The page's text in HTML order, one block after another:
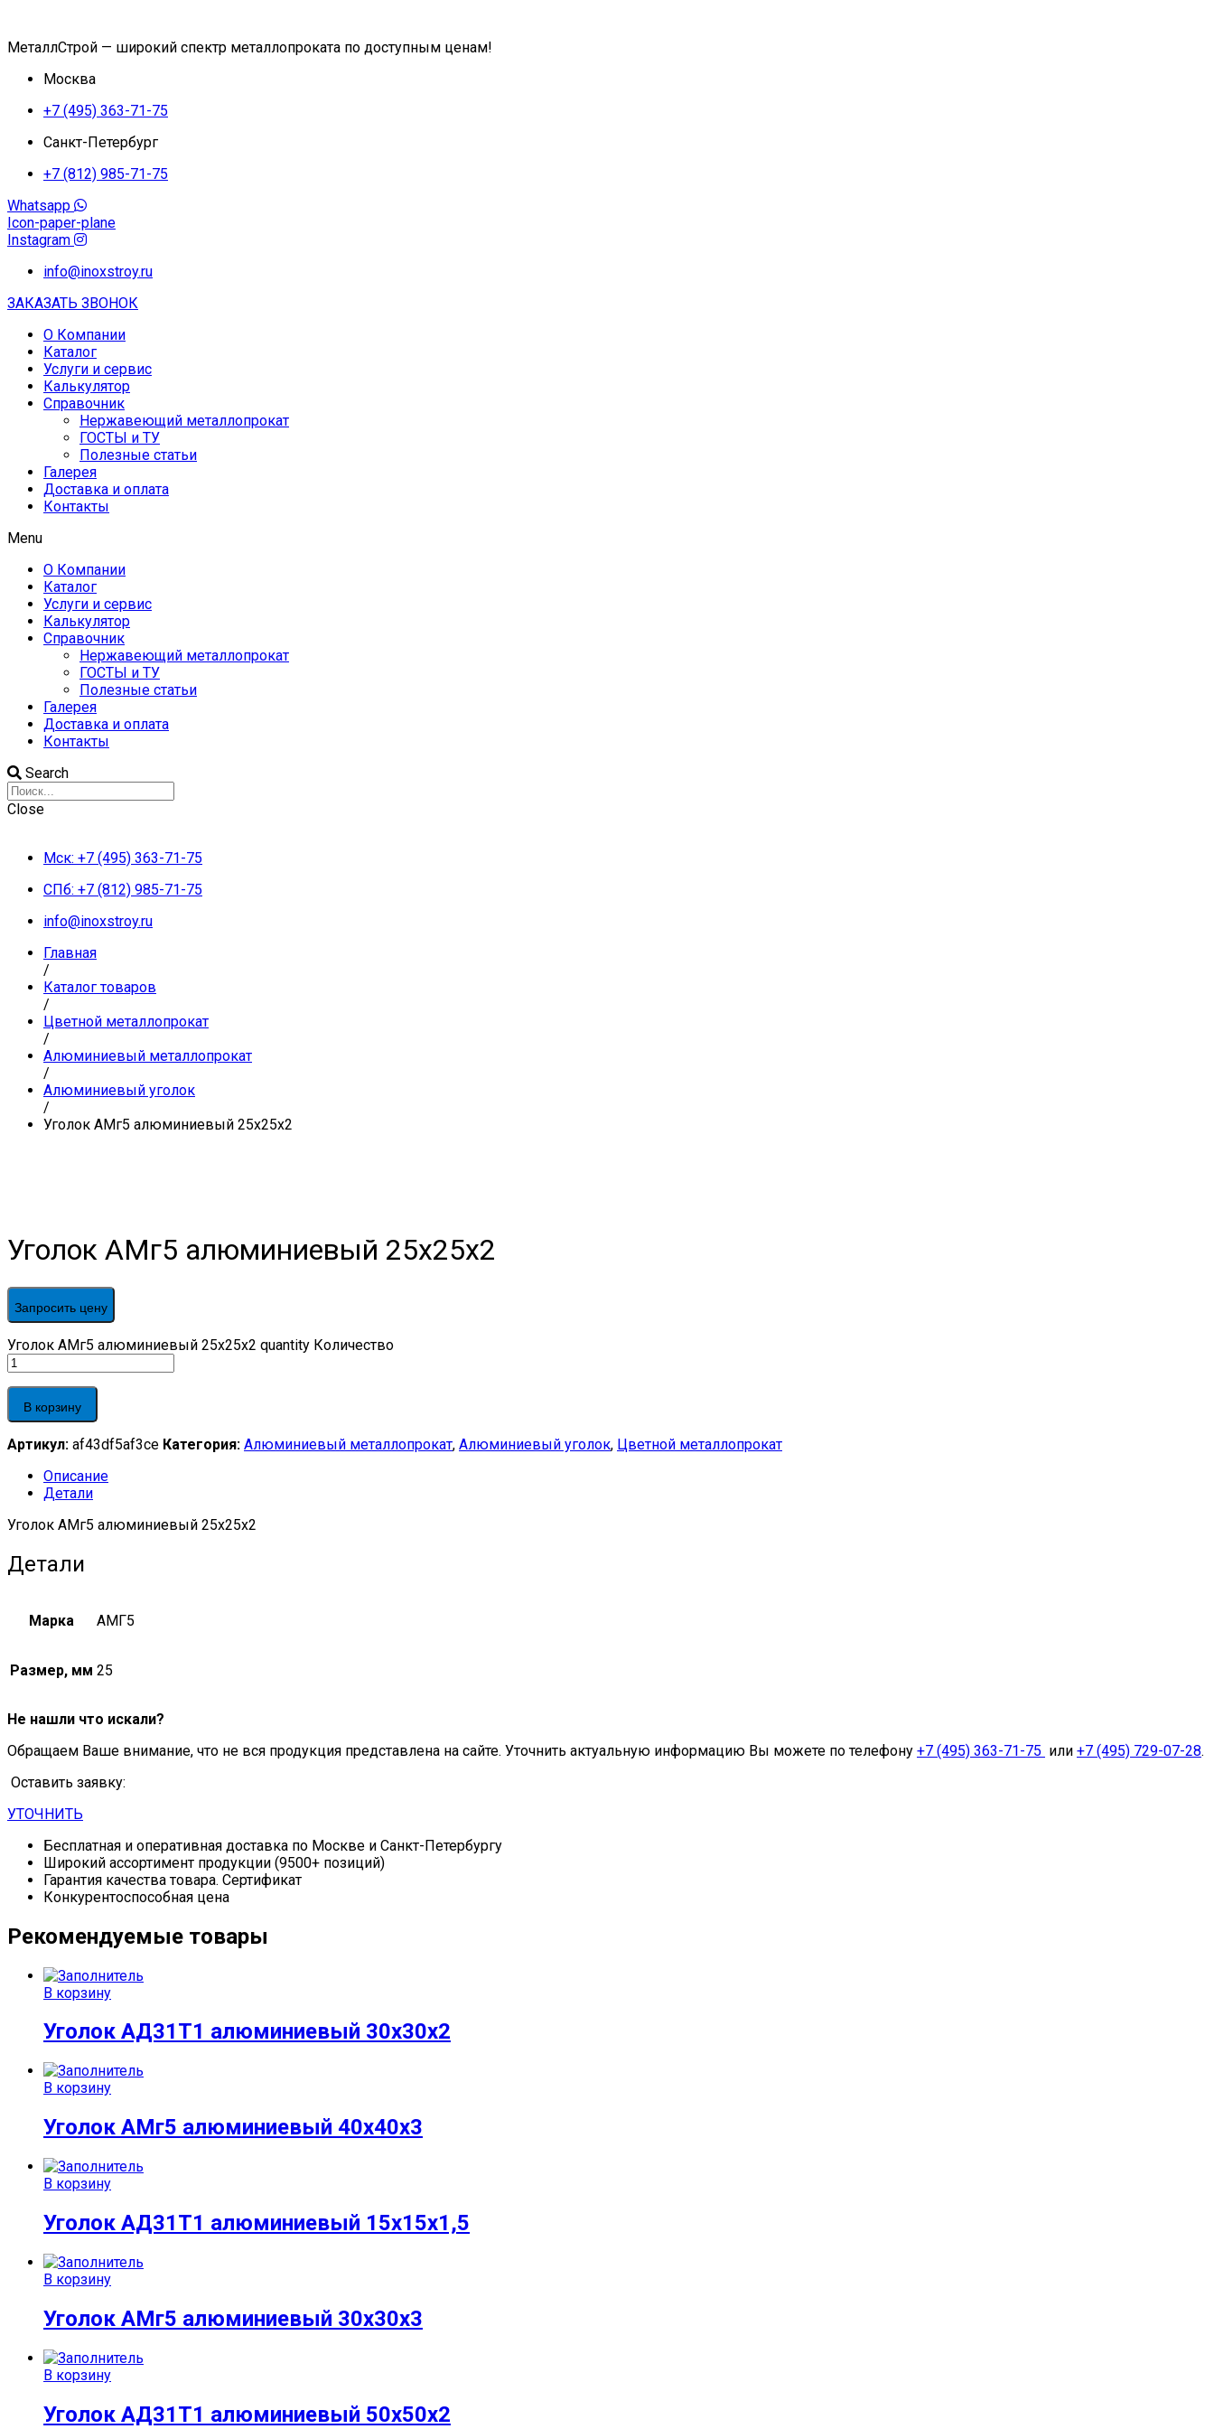
МеталлСтрой — широкий спектр металлопроката по доступным ценам!
Москва
+7 (495) 363-71-75
Санкт-Петербург
+7 (812) 985-71-75
Whatsapp
Icon-paper-plane
Instagram
info@inoxstroy.ru
ЗАКАЗАТЬ ЗВОНОК
О Компании
Каталог
Услуги и сервис
Калькулятор
Справочник
Нержавеющий металлопрокат
ГОСТЫ и ТУ
Полезные статьи
Галерея
Доставка и оплата
Контакты
Menu
О Компании
Каталог
Услуги и сервис
Калькулятор
Справочник
Нержавеющий металлопрокат
ГОСТЫ и ТУ
Полезные статьи
Галерея
Доставка и оплата
Контакты
Search
Close
Мск: +7 (495) 363-71-75
СПб: +7 (812) 985-71-75
info@inoxstroy.ru
Главная
/
Каталог товаров
/
Цветной металлопрокат
/
Алюминиевый металлопрокат
/
Алюминиевый уголок
/
Уголок АМг5 алюминиевый 25х25х2
Уголок АМг5 алюминиевый 25х25х2
Запросить цену
Уголок АМг5 алюминиевый 25х25х2 quantity Количество
В корзину
Артикул: af43df5af3ce Категория: Алюминиевый металлопрокат, Алюминиевый уголок, Цветной металлопрокат
Описание
Детали
Уголок АМг5 алюминиевый 25х25х2
Детали
Марка АМГ5
Размер, мм 25
Не нашли что искали?
Обращаем Ваше внимание, что не вся продукция представлена на сайте. Уточнить актуальную информацию Вы можете по телефону +7 (495) 363-71-75 или +7 (495) 729-07-28.
Оставить заявку:
УТОЧНИТЬ
Бесплатная и оперативная доставка по Москве и Санкт-Петербургу
Широкий ассортимент продукции (9500+ позиций)
Гарантия качества товара. Сертификат
Конкурентоспособная цена
Рекомендуемые товары
В корзину
Уголок АД31Т1 алюминиевый 30х30х2
В корзину
Уголок АМг5 алюминиевый 40х40х3
В корзину
Уголок АД31Т1 алюминиевый 15х15х1,5
В корзину
Уголок АМг5 алюминиевый 30х30х3
В корзину
Уголок АД31Т1 алюминиевый 50х50х2